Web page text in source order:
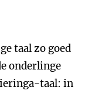
taal zo goed
onderlinge
taal: in